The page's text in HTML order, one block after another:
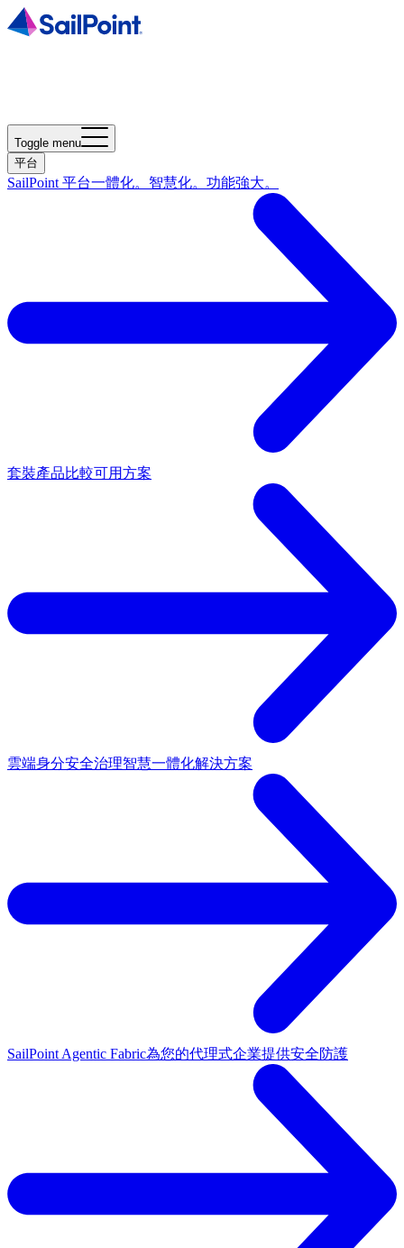
Toggle menu
平台
SailPoint 平台一體化。智慧化。功能強大。
套裝產品比較可用方案
雲端身分安全治理智慧一體化解決方案
SailPoint Agentic Fabric為您的代理式企業提供安全防護